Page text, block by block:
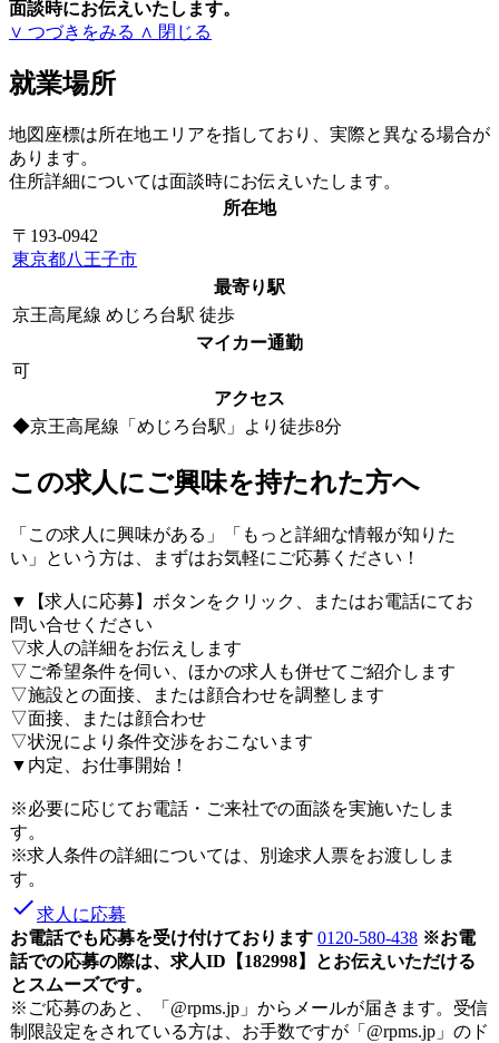
面談時にお伝えいたします。
∨ つづきをみる ∧ 閉じる
就業場所
地図座標は所在地エリアを指しており、実際と異なる場合が
あります。
住所詳細については面談時にお伝えいたします。
所在地
〒193-0942
東京都八王子市
最寄り駅
京王高尾線 めじろ台駅 徒歩
マイカー通勤
可
アクセス
◆京王高尾線「めじろ台駅」より徒歩8分
この求人にご興味を持たれた方へ
「この求人に興味がある」「もっと詳細な情報が知りた
い」という方は、まずはお気軽にご応募ください！
▼【求人に応募】ボタンをクリック、またはお電話にてお
問い合せください
▽求人の詳細をお伝えします
▽ご希望条件を伺い、ほかの求人も併せてご紹介します
▽施設との面接、または顔合わせを調整します
▽面接、または顔合わせ
▽状況により条件交渉をおこないます
▼内定、お仕事開始！
※必要に応じてお電話・ご来社での面談を実施いたしま
す。
※求人条件の詳細については、別途求人票をお渡ししま
す。
done求人に応募
お電話でも応募を受け付けております 0120-580-438 ※お電
話での応募の際は、求人ID【182998】とお伝えいただける
とスムーズです。
※ご応募のあと、「@rpms.jp」からメールが届きます。受信
制限設定をされている方は、お手数ですが「@rpms.jp」のド